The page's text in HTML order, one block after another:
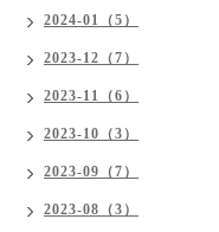
2024-01（5）
2023-12（7）
2023-11（6）
2023-10（3）
2023-09（7）
2023-08（3）